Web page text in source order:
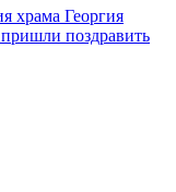
храма Георгия
поздравить